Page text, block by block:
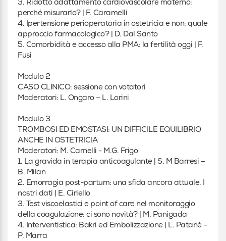
perché misurarlo? | F. Caramelli
4. Ipertensione perioperatoria in ostetricia e non: quale
approccio farmacologico? | D. Dal Santo
5. Comorbidità e accesso alla PMA: la fertilità oggi | F.
Fusi
Modulo 2
CASO CLINICO: sessione con votatori
Moderatori: L. Ongaro – L. Lorini
Modulo 3
TROMBOSI ED EMOSTASI: UN DIFFICILE EQUILIBRIO
ANCHE IN OSTETRICIA
Moderatori: M. Carnelli - M.G. Frigo
1. La gravida in terapia anticoagulante | S. M Barresi –
B. Milan
2. Emorragia post-partum: una sfida ancora attuale. I
nostri dati | E. Ciriello
3. Test viscoelastici e point of care nel monitoraggio
della coagulazione: ci sono novità? | M. Panigada
4. Interventistica: Bakri ed Embolizzazione | L. Patanè –
P. Marra